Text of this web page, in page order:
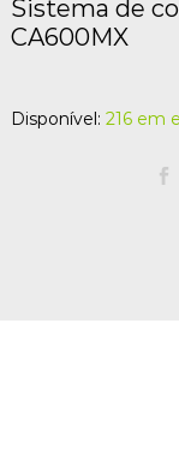
Sistema de
CA600MX
Disponível: 216 em